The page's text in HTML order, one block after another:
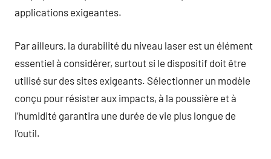
applications exigeantes.
Par ailleurs, la durabilité du niveau laser est un élément
essentiel à considérer, surtout si le dispositif doit être
utilisé sur des sites exigeants. Sélectionner un modèle
conçu pour résister aux impacts, à la poussière et à
l’humidité garantira une durée de vie plus longue de
l’outil.